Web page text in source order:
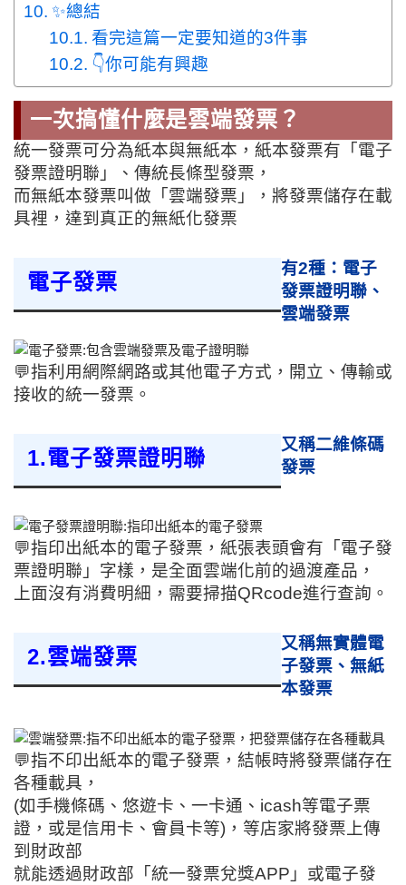
✨總結
看完這篇一定要知道的3件事
👇你可能有興趣
一次搞懂什麼是雲端發票？
統一發票可分為紙本與無紙本，紙本發票有「電子
發票證明聯」、傳統長條型發票，
而無紙本發票叫做「雲端發票」，將發票儲存在載
具裡，達到真正的無紙化發票
電子發票
有2種：電子
發票證明聯、
雲端發票
💬指利用網際網路或其他電子方式，開立、傳輸或
接收的統一發票。
1.電子發票證明聯
又稱二維條碼
發票
💬指印出紙本的電子發票，紙張表頭會有「電子發
票證明聯」字樣，是全面雲端化前的過渡產品，
上面沒有消費明細， 需要掃描QRcode進行查詢。
2.雲端發票
又稱無實體電
子發票、無紙
本發票
💬指不印出紙本的電子發票，結帳時將發票儲存在
各種載具，
(如手機條碼、悠遊卡、一卡通、icash等電子票
證，或是信用卡、會員卡等)，等店家將發票上傳
到財政部
就能透過財政部「統一發票兌獎APP」或電子發